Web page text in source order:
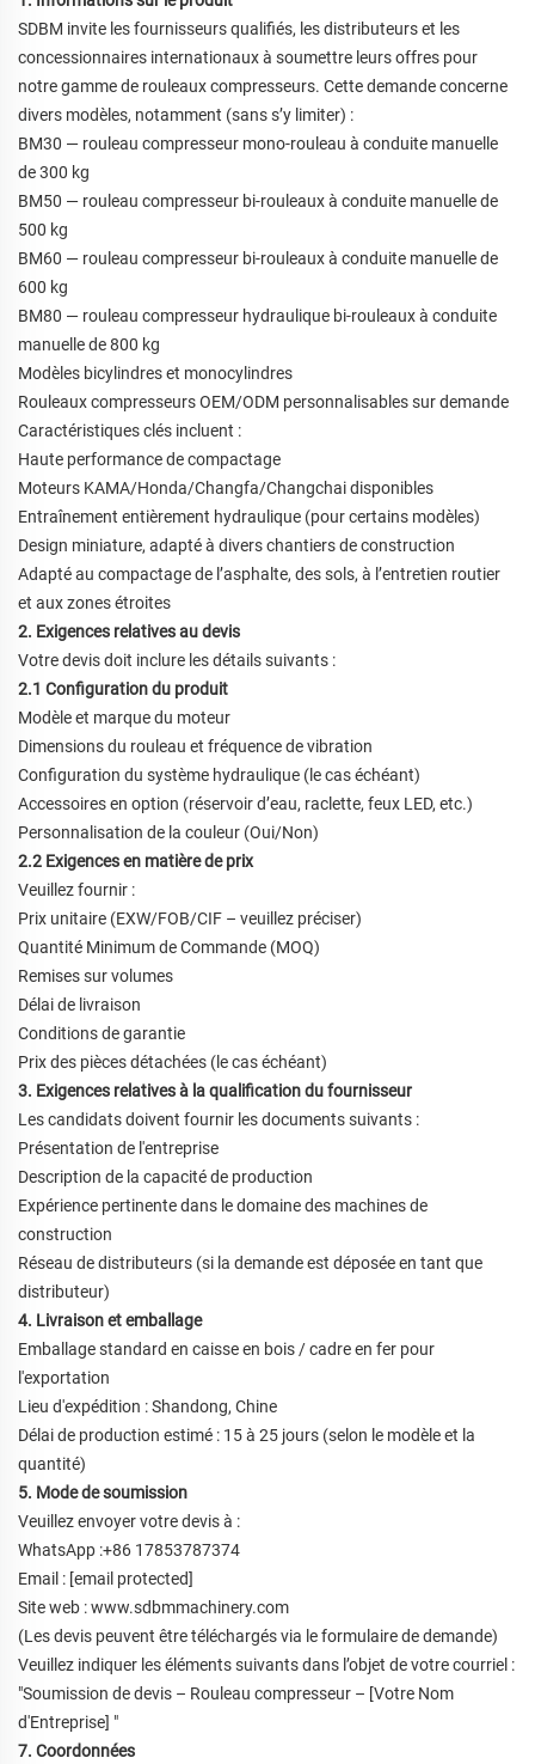
SDBM invite les fournisseurs qualifiés, les distributeurs et les
concessionnaires internationaux à soumettre leurs offres pour
notre gamme de rouleaux compresseurs. Cette demande concerne
divers modèles, notamment (sans s’y limiter) :
BM30 — rouleau compresseur mono-rouleau à conduite manuelle
de 300 kg
BM50 — rouleau compresseur bi-rouleaux à conduite manuelle de
500 kg
BM60 — rouleau compresseur bi-rouleaux à conduite manuelle de
600 kg
BM80 — rouleau compresseur hydraulique bi-rouleaux à conduite
manuelle de 800 kg
Modèles bicylindres et monocylindres
Rouleaux compresseurs OEM/ODM personnalisables sur demande
Caractéristiques clés incluent :
Haute performance de compactage
Moteurs KAMA/Honda/Changfa/Changchai disponibles
Entraînement entièrement hydraulique (pour certains modèles)
Design miniature, adapté à divers chantiers de construction
Adapté au compactage de l’asphalte, des sols, à l’entretien routier
et aux zones étroites
2. Exigences relatives au devis
Votre devis doit inclure les détails suivants :
2.1 Configuration du produit
Modèle et marque du moteur
Dimensions du rouleau et fréquence de vibration
Configuration du système hydraulique (le cas échéant)
Accessoires en option (réservoir d’eau, raclette, feux LED, etc.)
Personnalisation de la couleur (Oui/Non)
2.2 Exigences en matière de prix
Veuillez fournir :
Prix unitaire (EXW/FOB/CIF – veuillez préciser)
Quantité Minimum de Commande (MOQ)
Remises sur volumes
Délai de livraison
Conditions de garantie
Prix des pièces détachées (le cas échéant)
3. Exigences relatives à la qualification du fournisseur
Les candidats doivent fournir les documents suivants :
Présentation de l'entreprise
Description de la capacité de production
Expérience pertinente dans le domaine des machines de
construction
Réseau de distributeurs (si la demande est déposée en tant que
distributeur)
4. Livraison et emballage
Emballage standard en caisse en bois / cadre en fer pour
l'exportation
Lieu d'expédition : Shandong, Chine
Délai de production estimé : 15 à 25 jours (selon le modèle et la
quantité)
5. Mode de soumission
Veuillez envoyer votre devis à :
WhatsApp :+86 17853787374
Email : [email protected]
Site web : www.sdbmmachinery.com
(Les devis peuvent être téléchargés via le formulaire de demande)
Veuillez indiquer les éléments suivants dans l’objet de votre courriel :
"Soumission de devis – Rouleau compresseur – [Votre Nom
d'Entreprise] "
7. Coordonnées